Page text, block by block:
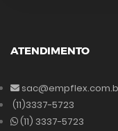
ATENDIMENTO
(11)3337-5723
(11) 3337-5723